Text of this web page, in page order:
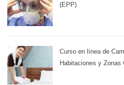
(EPP)
Curso en línea de
Habitaciones y Zonas